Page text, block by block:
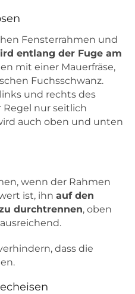
Fensterrahmen und
entlang der Fuge am
mit einer Mauerfräse,
Fuchsschwanz.
und rechts des
Regel nur seitlich
auch oben und unten
wenn der Rahmen
ist, ihn auf den
durchtrennen, oben
dass die